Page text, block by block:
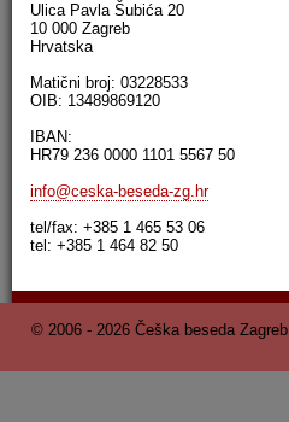
Ulica Pavla Šubića 20
10 000 Zagreb
Hrvatska
Matični broj: 03228533
OIB: 13489869120
IBAN:
HR79 236 0000 1101 5567 50
info@ceska-beseda-zg.hr
tel/fax: +385 1 465 53 06
tel: +385 1 464 82 50
© 2006 - 2026 Češka beseda Zagreb